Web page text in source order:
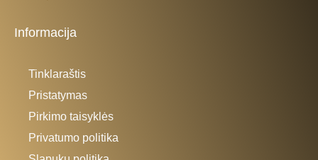
Informacija
Tinklaraštis
Pristatymas
Pirkimo taisyklės
Privatumo politika